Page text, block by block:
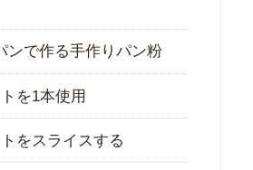
ンで作る手作りパン粉
を1本使用
をスライスする